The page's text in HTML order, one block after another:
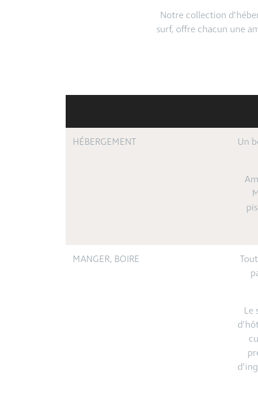
Notre collection
surf, offre chacun une
HÉBERGEMENT
Un
MANGER, BOIRE
Le